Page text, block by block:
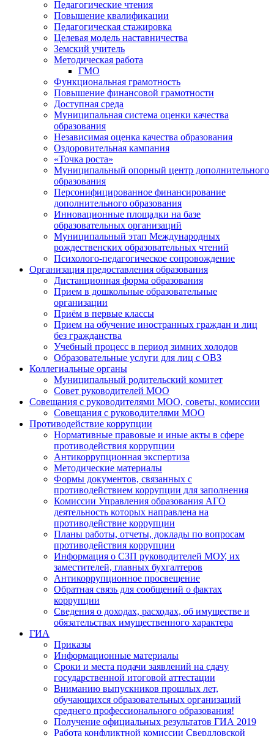
Педагогические чтения
Повышение квалификации
Педагогическая стажировка
Целевая модель наставничества
Земский учитель
Методическая работа
ГМО
Функциональная грамотность
Повышение финансовой грамотности
Доступная среда
Муниципальная система оценки качества
образования
Независимая оценка качества образования
Оздоровительная кампания
«Точка роста»
Муниципальный опорный центр дополнительного
образования
Персонифицированное финансирование
дополнительного образования
Инновационные площадки на базе
образовательных организаций
Муниципальный этап Международных
рождественских образовательных чтений
Психолого-педагогическое сопровождение
Организация предоставления образования
Дистанционная форма образования
Прием в дошкольные образовательные
организации
Приём в первые классы
Прием на обучение иностранных граждан и лиц
без гражданства
Учебный процесс в период зимних холодов
Образовательные услуги для лиц с ОВЗ
Коллегиальные органы
Муниципальный родительский комитет
Совет руководителей МОО
Совещания с руководителями МОО, советы, комиссии
Совещания с руководителями МОО
Противодействие коррупции
Нормативные правовые и иные акты в сфере
противодействия коррупции
Антикоррупционная экспертиза
Методические материалы
Формы документов, связанных с
противодействием коррупции для заполнения
Комиссии Управления образования АГО
деятельность которых направлена на
противодействие коррупции
Планы работы, отчеты, доклады по вопросам
противодействия коррупции
Информация о СЗП руководителей МОУ, их
заместителей, главных бухгалтеров
Антикоррупционное просвещение
Обратная связь для сообщений о фактах
коррупции
Сведения о доходах, расходах, об имуществе и
обязательствах имущественного характера
ГИА
Приказы
Информационные материалы
Сроки и места подачи заявлений на сдачу
государственной итоговой аттестации
Вниманию выпускников прошлых лет,
обучающихся образовательных организаций
среднего профессионального образования!
Получение официальных результатов ГИА 2019
Работа конфликтной комиссии Свердловской